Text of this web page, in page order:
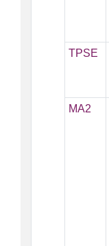
TPSE
MA2